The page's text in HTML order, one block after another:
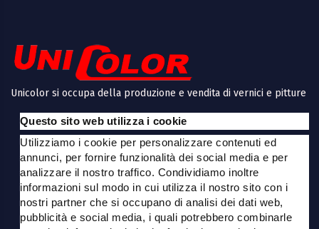
Unicolor si occupa della produzione e vendita di vernici e pitture
prodotti per restauro, decori, oggetti in legno e polistirolo,
articoli per bomboniere e tanto altro a Modena.
Info
Contatti
Questo sito web utilizza i cookie
Utilizziamo i cookie per personalizzare contenuti ed
annunci, per fornire funzionalità dei social media e per
analizzare il nostro traffico. Condividiamo inoltre
informazioni sul modo in cui utilizza il nostro sito con i
nostri partner che si occupano di analisi dei dati web,
pubblicità e social media, i quali potrebbero combinarle